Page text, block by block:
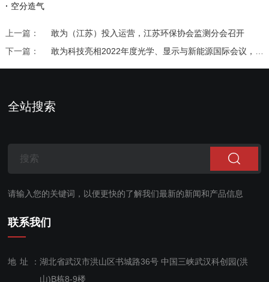
· 空分造气
上一篇：
敢为（江苏）投入运营，江苏环保协会监测分会召开
下一篇：
敢为科技亮相2022年度光学、显示与新能源国际会议，交流学习创新发展
全站搜索
请输入您的关键词，以便更快的了解我们最新的新闻和产品信息
联系我们
地址： 湖北省武汉市洪山区书城路36号 中国三峡武汉科创园(洪
山)B栋8-9楼